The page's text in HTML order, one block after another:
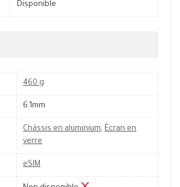
Disponible
460 g
6.1mm
Châssis en aluminium, Écran en
verre
eSIM